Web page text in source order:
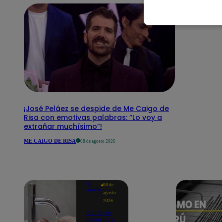
¡José Peláez se despide de Me Caigo de
Risa con emotivas palabras: “Lo voy a
extrañar muchísimo”!
ME CAIGO DE RISA 08 de agosto 2026
Te
ayudo
08 de
agosto
2026
Corte de
agua hoy,